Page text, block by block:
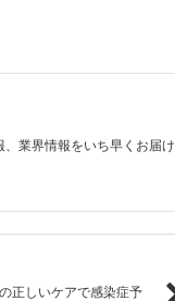
業界情報をいち早くお届け
正しいケアで感染症予